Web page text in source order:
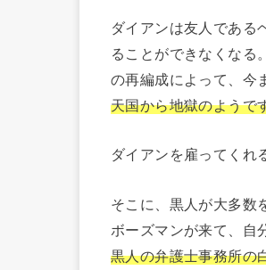
ダイアンは友人である
ることができなくなる
の再編成によって、今
天国から地獄のようで
ダイアンを雇ってくれ
そこに、黒人が大多数
ボーズマンが来て、自
黒人の弁護士事務所の